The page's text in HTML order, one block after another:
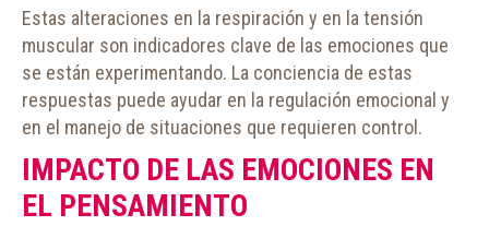
Estas alteraciones en la respiración y en la tensión
muscular son indicadores clave de las emociones que
se están experimentando. La conciencia de estas
respuestas puede ayudar en la regulación emocional y
en el manejo de situaciones que requieren control.
IMPACTO DE LAS EMOCIONES EN
EL PENSAMIENTO